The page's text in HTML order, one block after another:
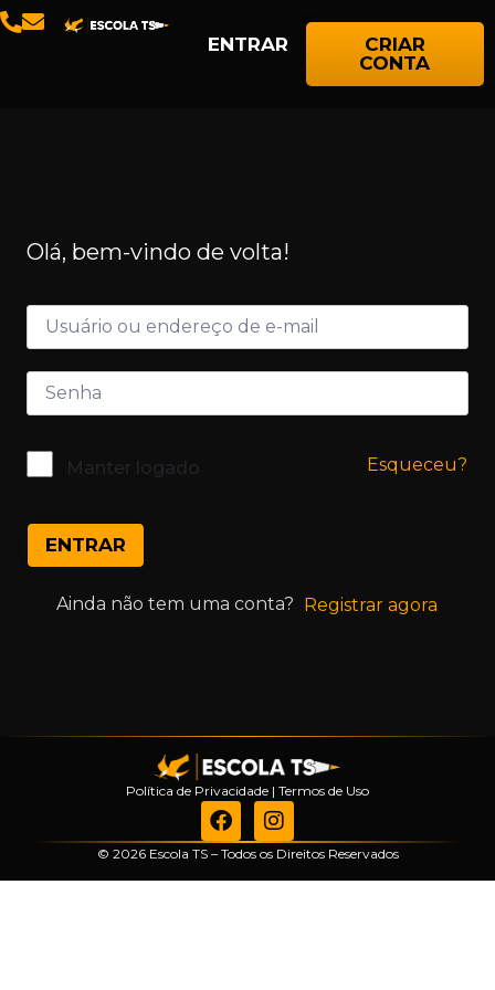
ENTRAR
CRIAR
CONTA
Olá, bem-vindo de volta!
Manter logado Esqueceu?
ENTRAR
Ainda não tem uma conta? Registrar agora
Política de Privacidade | Termos de Uso
© 2026 Escola TS – Todos os Direitos Reservados